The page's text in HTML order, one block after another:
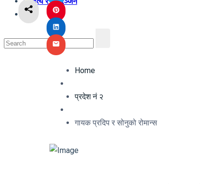
अन्य
Home
प्रदेश नं २
गायक प्रदिप र सोनुको रोमान्स